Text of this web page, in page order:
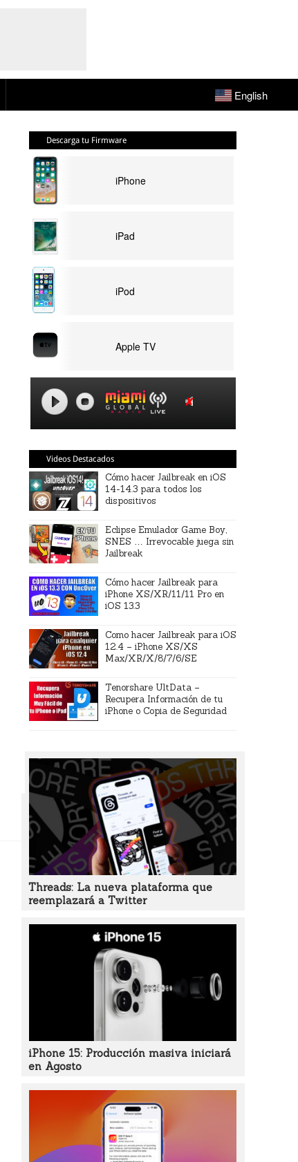
English
Descarga tu Firmware
iPhone
iPad
iPod
Apple TV
Videos Destacados
Cómo hacer Jailbreak en iOS
14-14.3 para todos los
dispositivos
Eclipse Emulador Game Boy,
SNES … Irrevocable juega sin
Jailbreak
Cómo hacer Jailbreak para
iPhone XS/XR/11/11 Pro en
iOS 13.3
Como hacer Jailbreak para iOS
12.4 – iPhone XS/XS
Max/XR/X/8/7/6/SE
Tenorshare UltData –
Recupera Información de tu
iPhone o Copia de Seguridad
Threads: La nueva plataforma que
reemplazará a Twitter
iPhone 15: Producción masiva iniciará
en Agosto